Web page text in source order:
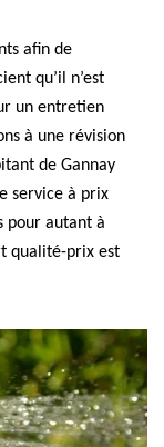
afin de
qu’il n’est
un entretien
à une révision
de Gannay
service à prix
pour autant à
qualité-prix est